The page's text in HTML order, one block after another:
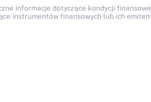
informacje dotyczące kondycji
instrumentów finansowych lub ich